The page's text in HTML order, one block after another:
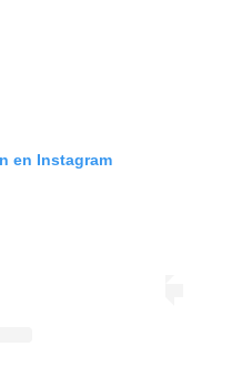
en Instagram